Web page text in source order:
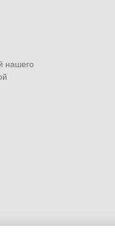
нашего